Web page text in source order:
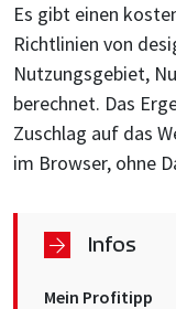
Es gibt einen
Richtlinien von
Nutzungsgebiet,
berechnet. Das
Zuschlag auf das
im Browser, ohne
Infos
Mein Profitipp